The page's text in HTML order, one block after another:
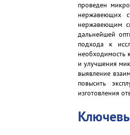
проведен
нержавеющих
нержавеющим
дальнейшей
подхода к
необходимость
и улучшения
выявление
повысить
изготовления